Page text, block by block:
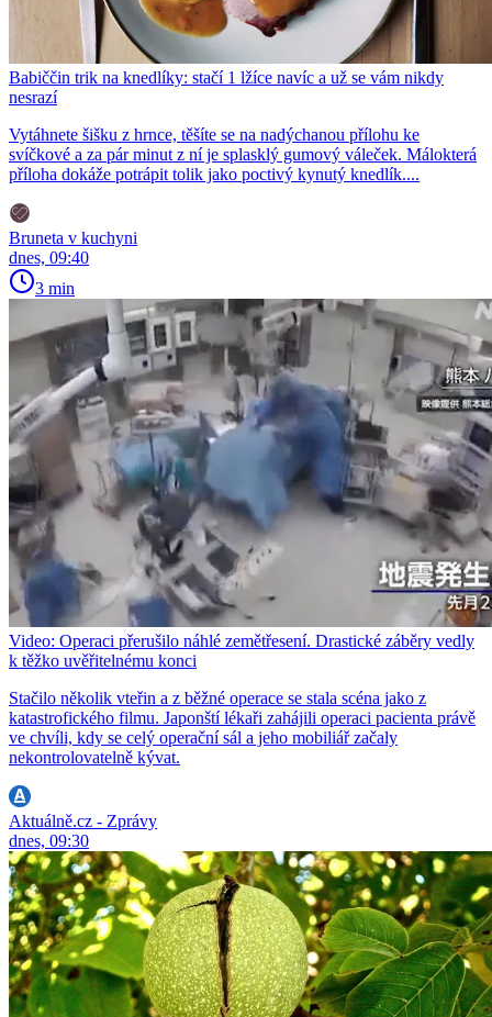
Babiččin trik na knedlíky: stačí 1 lžíce navíc a už se vám nikdy
nesrazí
Vytáhnete šišku z hrnce, těšíte se na nadýchanou přílohu ke
svíčkové a za pár minut z ní je splasklý gumový váleček. Málokterá
příloha dokáže potrápit tolik jako poctivý kynutý knedlík....
Bruneta v kuchyni
dnes, 09:40
3 min
Video: Operaci přerušilo náhlé zemětřesení. Drastické záběry vedly
k těžko uvěřitelnému konci
Stačilo několik vteřin a z běžné operace se stala scéna jako z
katastrofického filmu. Japonští lékaři zahájili operaci pacienta právě
ve chvíli, kdy se celý operační sál a jeho mobiliář začaly
nekontrolovatelně kývat.
Aktuálně.cz - Zprávy
dnes, 09:30